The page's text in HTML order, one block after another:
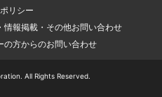
リシー
情報掲載・その他お問い合わせ
の方からのお問い合わせ
All Rights Reserved.